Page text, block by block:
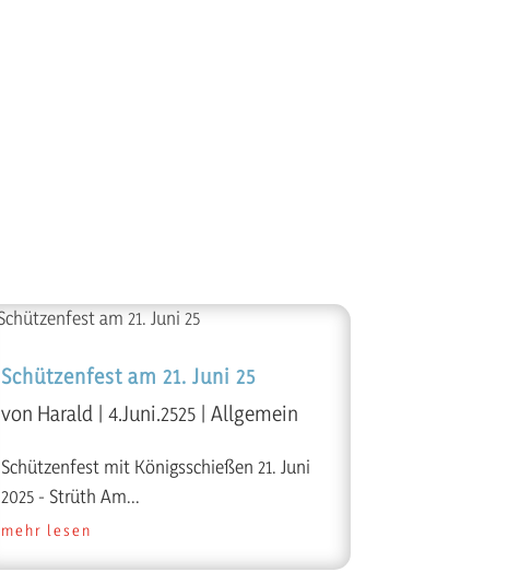
Schützenfest am 21. Juni 25
von Harald |4.Juni.2525 |Allgemein
Schützenfest mit Königsschießen 21. Juni
2025 - Strüth Am...
mehr lesen